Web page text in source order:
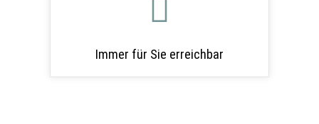
Immer für Sie erreichbar